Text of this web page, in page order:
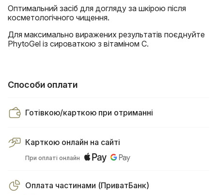
Оптимальний засіб для догляду за шкірою після
косметологічного чищення.
Для максимально виражених результатів поєднуйте
PhytoGel із сироваткою з вітаміном С.
Способи оплати
Готівкою/карткою при отриманні
Карткою онлайн на сайті
При оплаті онлайн
Оплата частинами (ПриватБанк)